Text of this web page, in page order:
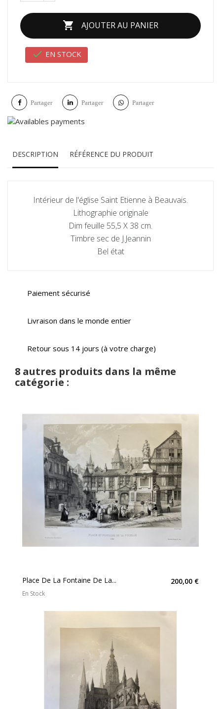
 AJOUTER AU PANIER
 EN STOCK
Partager Partager Partager
DESCRIPTION RÉFÉRENCE DU PRODUIT
Intérieur de l'église Saint Etienne à Beauvais.
Lithographie originale
Dim feuille 55,5 X 38 cm.
Timbre sec de J.Jeannin
Bel état
Paiement sécurisé
Livraison dans le monde entier
Retour sous 14 jours (à votre charge)
8 autres produits dans la même
catégorie :
Place De La Fontaine De La... 200,00 €
En Stock